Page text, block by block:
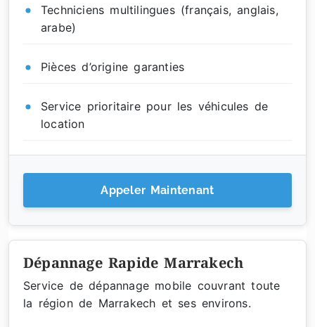
Techniciens multilingues (français, anglais,
arabe)
Pièces d’origine garanties
Service prioritaire pour les véhicules de
location
Appeler Maintenant
Dépannage Rapide Marrakech
Service de dépannage mobile couvrant toute
la région de Marrakech et ses environs.